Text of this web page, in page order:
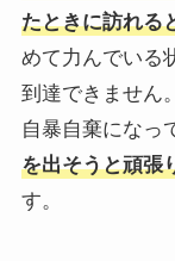
たときに訪れる
めて力んでいる
到達できません
自暴自棄になっ
を出そうと頑張
す。